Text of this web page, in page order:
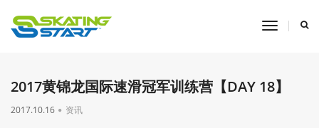
toggle
2017黄锦龙国际速滑冠军训练营【DAY 18】
2017.10.16 资讯